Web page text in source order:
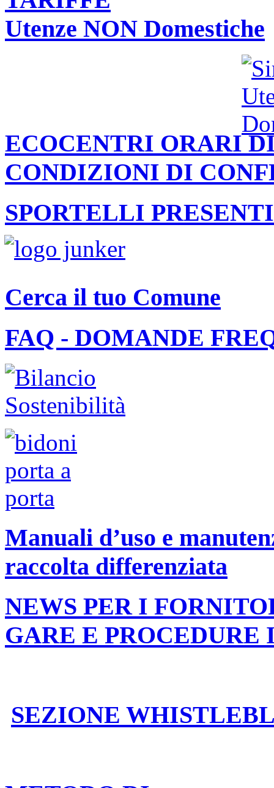
Utenze NON Domestiche
ECOCENTRI ORARI
CONDIZIONI DI
SPORTELLI
Cerca il tuo Comune
FAQ - DOMANDE
Manuali d’uso e
raccolta differenziata
NEWS PER I
GARE E PROCEDURE
SEZIONE